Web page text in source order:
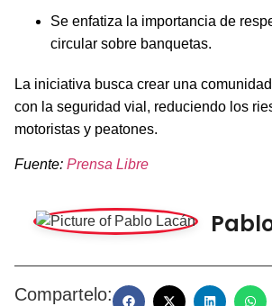
Se enfatiza la importancia de
circular sobre banquetas.
La iniciativa busca crear una
con la seguridad vial, reduciendo los
motoristas y peatones.
Fuente: Prensa Libre
Compartelo: